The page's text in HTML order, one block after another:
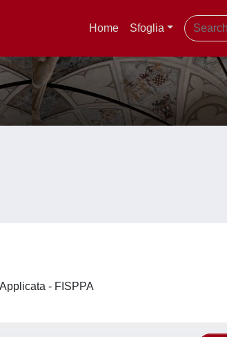
Home Sfoglia
- FISPPA